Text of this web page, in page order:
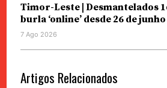
Timor-Leste | Desmantelados
burla ‘online’ desde 26 de junho
7 Ago 2026
Artigos Relacionados